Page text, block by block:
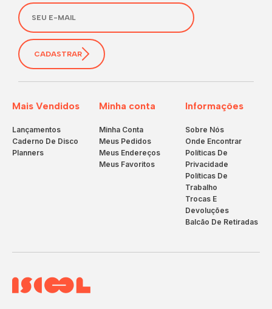
Mais Vendidos
Lançamentos
Caderno De Disco
Planners
Minha conta
Minha Conta
Meus Pedidos
Meus Endereços
Meus Favoritos
Informações
Sobre Nós
Onde Encontrar
Políticas De
Privacidade
Políticas De
Trabalho
Trocas E
Devoluções
Balcão De Retiradas
CADASTRAR